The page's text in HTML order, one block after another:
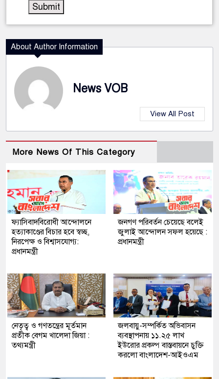
About Author Information
News VOB
View All Post
More News Of This Category
ফ্যাসিবাদবিরোধী আন্দোলনে
হত্যাকাণ্ডের বিচার হবে স্বচ্ছ,
নিরপেক্ষ ও বিশ্বাসযোগ্য:
প্রধানমন্ত্রী
জনগণ পরিবর্তন চেয়েছে বলেই
জুলাই আন্দোলন সফল হয়েছে :
প্রধানমন্ত্রী
নেতৃত্ব ও গণতন্ত্রের মূর্তমান
প্রতীক বেগম খালেদা জিয়া :
তথ্যমন্ত্রী
জলবায়ু-সম্পর্কিত অভিবাসন
ব্যবস্থাপনায় ১১.২৫ লাখ
ইউরোর প্রকল্প বাস্তবায়নে চুক্তি
করলো বাংলাদেশ-আইওএম